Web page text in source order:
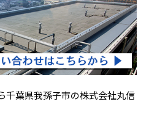
千葉県我孫子市の株式会社丸信